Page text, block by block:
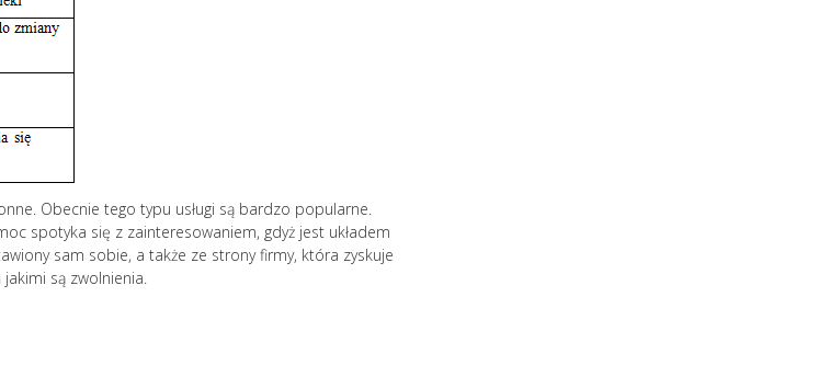
Obecnie tego typu usługi są bardzo popularne.
spotyka się z zainteresowaniem, gdyż jest układem
sam sobie, a także ze strony firmy, która zyskuje
są zwolnienia.